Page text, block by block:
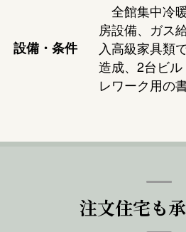
設備・条件
全館集中冷
房設備、ガス
入高級家具類
造成、2台ビ
レワーク用の
注文住宅も